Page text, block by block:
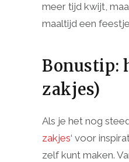
meer tijd kwijt,
maaltijd een
Bonustip:
zakjes)
Als je het nog
zakjes‘ voor
zelf kunt maken.